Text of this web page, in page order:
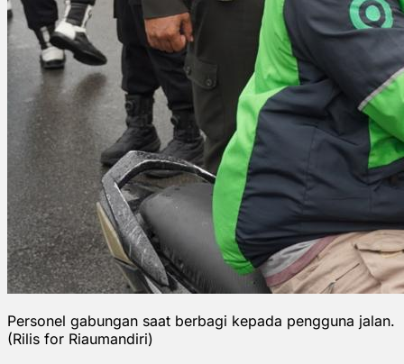
Personel gabungan saat berbagi kepada pengguna jalan.
(Rilis for Riaumandiri)